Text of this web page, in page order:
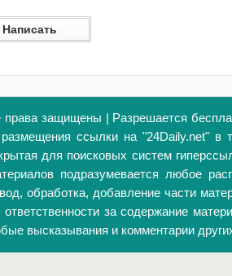
защищены | Разрешается
ссылки на "24Daily.net" в
для поисковых систем
подразумевается любое
обработка, добавление части
за содержание
высказывания и комментарии